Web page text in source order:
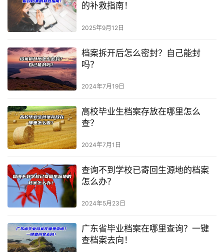
的补救指南！
2025年9月12日
档案拆开后怎么密封？自己能封
吗？
2024年7月19日
高校毕业生档案存放在哪里怎么
查？
2024年7月1日
查询不到学校已寄回生源地的档案
怎么办？
2024年5月23日
广东省毕业档案在哪里查询？一键
查档案去向！